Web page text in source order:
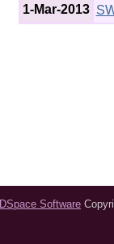
1-Mar-2013
DSpace Software